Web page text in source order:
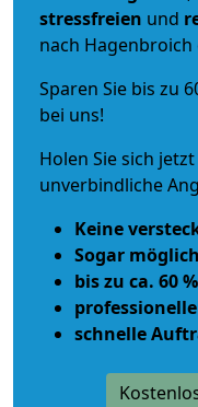
stressfreien und
nach
Sparen Sie bis zu
bei uns!
Holen Sie sich
unverbindliche
Keine
Sogar
bis zu ca. 60
schnelle